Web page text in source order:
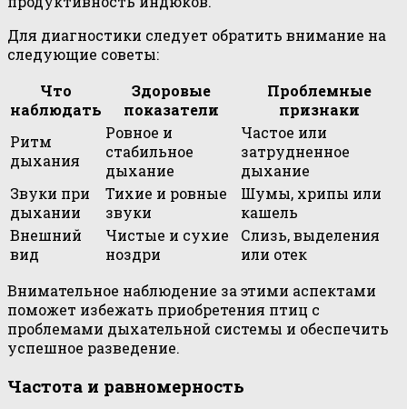
Для диагностики следует обратить внимание на
следующие советы:
Что
наблюдать
Здоровые
показатели
Проблемные
признаки
Ритм
дыхания
Ровное и
стабильное
дыхание
Частое или
затрудненное
дыхание
Звуки при
дыхании
Тихие и ровные
звуки
Шумы, хрипы или
кашель
Внешний
вид
Чистые и сухие
ноздри
Слизь, выделения
или отек
Внимательное наблюдение за этими аспектами
поможет избежать приобретения птиц с
проблемами дыхательной системы и обеспечить
успешное разведение.
Частота и равномерность